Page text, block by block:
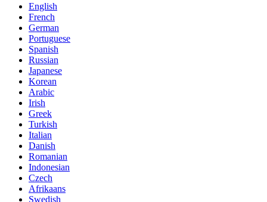
English
French
German
Portuguese
Spanish
Russian
Japanese
Korean
Arabic
Irish
Greek
Turkish
Italian
Danish
Romanian
Indonesian
Czech
Afrikaans
Swedish